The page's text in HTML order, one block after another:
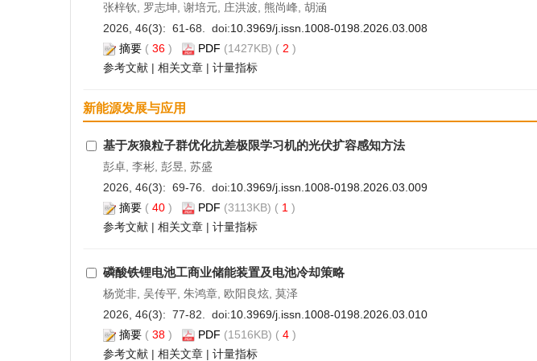
张梓钦, 罗志坤, 谢培元, 庄洪波, 熊尚峰, 胡涵
2026, 46(3): 61-68. doi:10.3969/j.issn.1008-0198.2026.03.008
摘要( 36) PDF (1427KB) ( 2 )
参考文献| 相关文章| 计量指标
新能源发展与应用
基于灰狼粒子群优化抗差极限学习机的光伏扩容感知方法
彭卓, 李彬, 彭昱, 苏盛
2026, 46(3): 69-76. doi:10.3969/j.issn.1008-0198.2026.03.009
摘要( 40) PDF (3113KB) ( 1 )
参考文献| 相关文章| 计量指标
磷酸铁锂电池工商业储能装置及电池冷却策略
杨觉非, 吴传平, 朱鸿章, 欧阳良炫, 莫泽
2026, 46(3): 77-82. doi:10.3969/j.issn.1008-0198.2026.03.010
摘要( 38) PDF (1516KB) ( 4 )
参考文献| 相关文章| 计量指标